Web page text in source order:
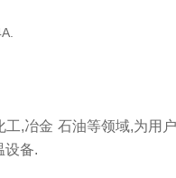
,冶金 石油等领域,为用
设备.